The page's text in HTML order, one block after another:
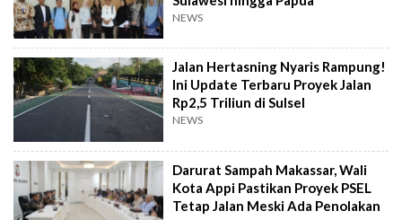
NEWS
Jalan Hertasning Nyaris Rampung!
Ini Update Terbaru Proyek Jalan
Rp2,5 Triliun di Sulsel
NEWS
Darurat Sampah Makassar, Wali
Kota Appi Pastikan Proyek PSEL
Tetap Jalan Meski Ada Penolakan